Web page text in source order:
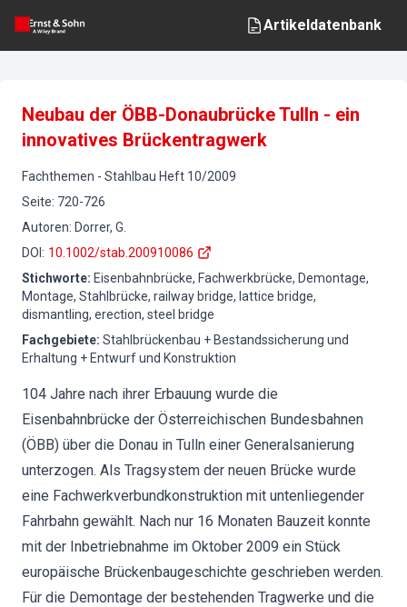
Artikeldatenbank
Neubau der ÖBB-Donaubrücke Tulln - ein
innovatives Brückentragwerk
Fachthemen - Stahlbau Heft 10/2009
Seite: 720-726
Autoren: Dorrer, G.
DOI : 10.1002/stab.200910086
Stichworte: Eisenbahnbrücke, Fachwerkbrücke, Demontage,
Montage, Stahlbrücke, railway bridge, lattice bridge,
dismantling, erection, steel bridge
Fachgebiete: Stahlbrückenbau + Bestandssicherung und
Erhaltung + Entwurf und Konstruktion
104 Jahre nach ihrer Erbauung wurde die
Eisenbahnbrücke der Österreichischen Bundesbahnen
(ÖBB) über die Donau in Tulln einer Generalsanierung
unterzogen. Als Tragsystem der neuen Brücke wurde
eine Fachwerkverbundkonstruktion mit untenliegender
Fahrbahn gewählt. Nach nur 16 Monaten Bauzeit konnte
mit der Inbetriebnahme im Oktober 2009 ein Stück
europäische Brückenbaugeschichte geschrieben werden.
Für die Demontage der bestehenden Tragwerke und die